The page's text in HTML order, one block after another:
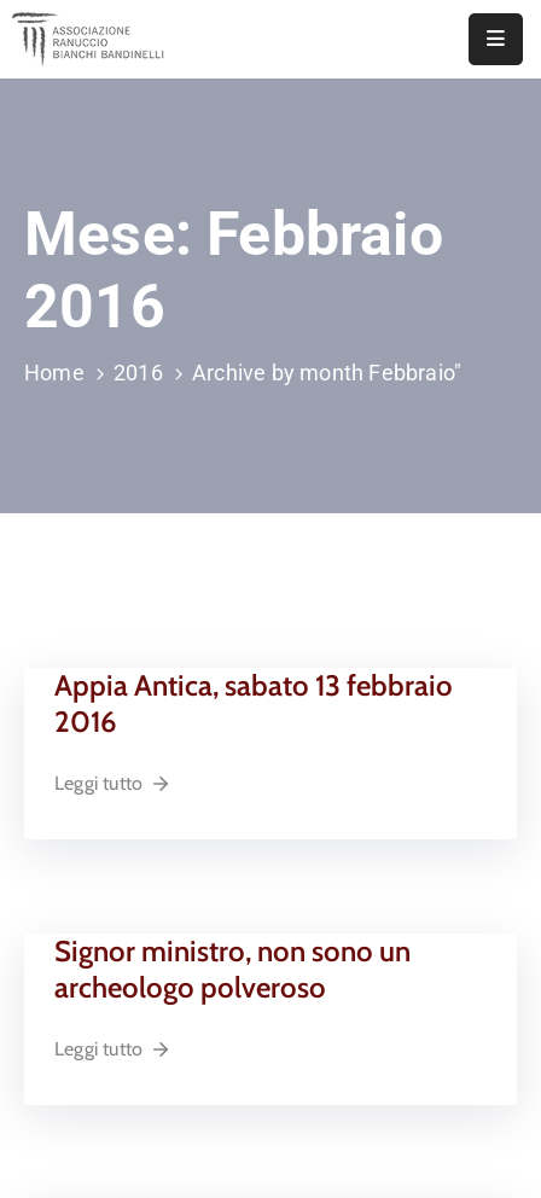
DOCUMENTI
PUBBLICAZIONI
CONTATTI
Mese: Febbraio
2016
Home 2016 Archive by month Febbraio"
Appia Antica, sabato 13 febbraio
2016
Leggi tutto
Signor ministro, non sono un
archeologo polveroso
Leggi tutto